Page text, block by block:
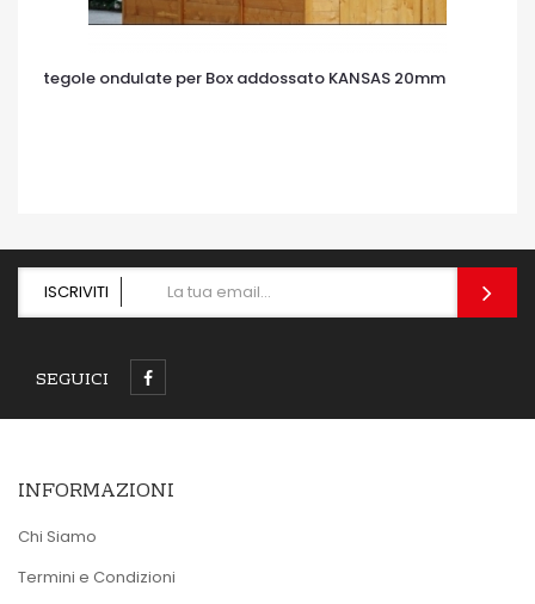
tegole ondulate per Box addossato KANSAS 20mm
ISCRIVITI
SEGUICI
INFORMAZIONI
Chi Siamo
Termini e Condizioni